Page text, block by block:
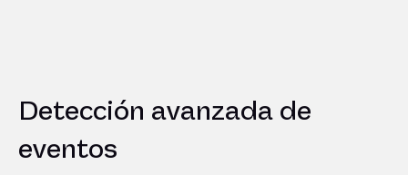
Detección avanzada de
eventos